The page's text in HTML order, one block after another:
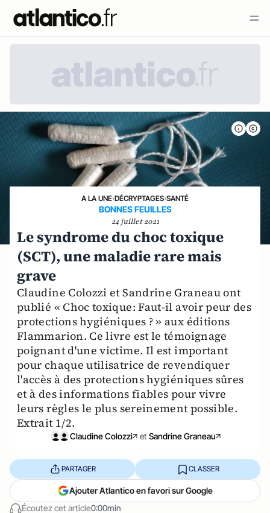
A LA UNE›DÉCRYPTAGES›SANTÉ
BONNES FEUILLES
24 juillet 2021
Le syndrome du choc toxique
(SCT), une maladie rare mais
grave
Claudine Colozzi et Sandrine Graneau ont
publié « Choc toxique: Faut-il avoir peur des
protections hygiéniques ? » aux éditions
Flammarion. Ce livre est le témoignage
poignant d'une victime. Il est important
pour chaque utilisatrice de revendiquer
l'accès à des protections hygiéniques sûres
et à des informations fiables pour vivre
leurs règles le plus sereinement possible.
Extrait 1/2.
Claudine Colozzi et Sandrine Graneau
Écoutez cet article0:00min
PARTAGER CLASSER
Ajouter Atlantico en favori sur Google